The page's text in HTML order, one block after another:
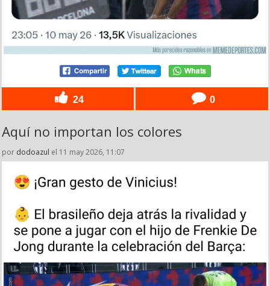
24 0
Aquí no importan los colores
por dodoazul el 11 may 2026, 11:07